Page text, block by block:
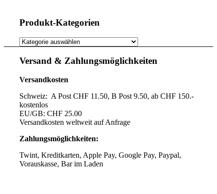
Produkt-Kategorien
Versand & Zahlungsmöglichkeiten
Versandkosten
Schweiz: A Post CHF 11.50, B Post 9.50, ab CHF 150.-
kostenlos
EU/GB: CHF 25.00
Versandkosten weltweit auf Anfrage
Zahlungsmöglichkeiten:
Twint, Kreditkarten, Apple Pay, Google Pay, Paypal,
Vorauskasse, Bar im Laden